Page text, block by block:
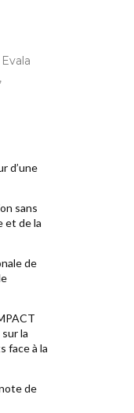
d’une
sans
et de la
de
la
face à la
de